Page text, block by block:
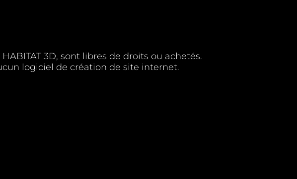
3D, sont libres de droits ou achetés.
logiciel de création de site internet.